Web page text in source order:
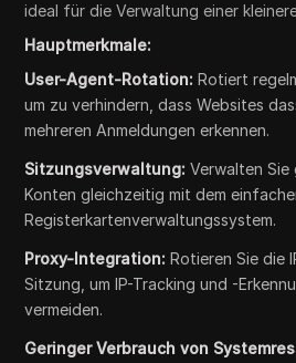
ideal für die Verwaltung einer
Hauptmerkmale:
User-Agent-Rotation: Rotiert
um zu verhindern, dass Websites
mehreren Anmeldungen erkennen.
Sitzungsverwaltung: Verwalten Sie
Konten gleichzeitig mit dem
Registerkartenverwaltungssystem.
Proxy-Integration: Rotieren Sie die
Sitzung, um IP-Tracking und -
vermeiden.
Geringer Verbrauch von